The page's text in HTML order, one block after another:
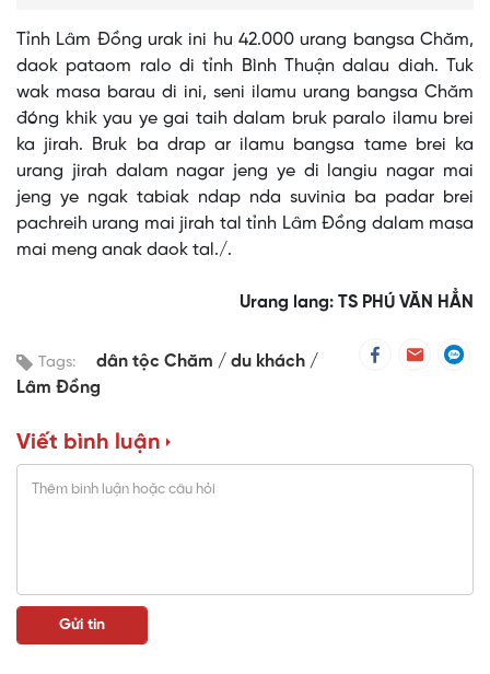
Tỉnh Lâm Đồng urak ini hu 42.000 urang bangsa Chăm,
daok pataom ralo di tỉnh Bình Thuận dalau diah. Tuk
wak masa barau di ini, seni ilamu urang bangsa Chăm
đóng khik yau ye gai taih dalam bruk paralo ilamu brei
ka jirah. Bruk ba drap ar ilamu bangsa tame brei ka
urang jirah dalam nagar jeng ye di langiu nagar mai
jeng ye ngak tabiak ndap nda suvinia ba padar brei
pachreih urang mai jirah tal tỉnh Lâm Đồng dalam masa
mai meng anak daok tal./.
Urang lang: TS PHÚ VĂN HẲN
Tags: dân tộc Chăm
du khách
Lâm Đồng
Viết bình luận